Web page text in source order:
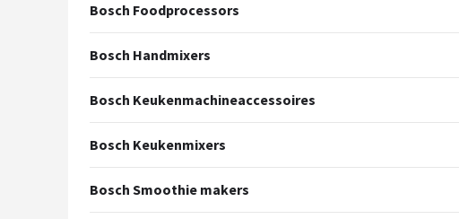
Moulinex
KitchenAid
Bosch Foodprocessors
Bosch Handmixers
Bosch Keukenmachineaccessoires
Bosch Keukenmixers
Bosch Smoothie makers